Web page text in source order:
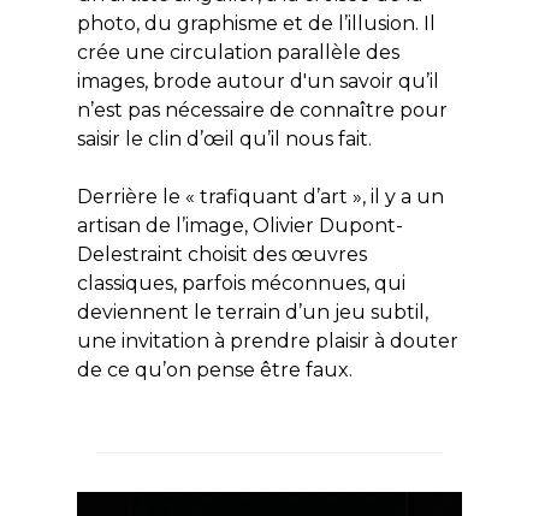
photo, du graphisme et de l’illusion. Il
crée une circulation parallèle des
images, brode autour d'un savoir qu’il
n’est pas nécessaire de connaître pour
saisir le clin d’œil qu’il nous fait.
Derrière le « trafiquant d’art », il y a un
artisan de l’image, Olivier Dupont-
Delestraint choisit des œuvres
classiques, parfois méconnues, qui
deviennent le terrain d’un jeu subtil,
une invitation à prendre plaisir à douter
de ce qu’on pense être faux.